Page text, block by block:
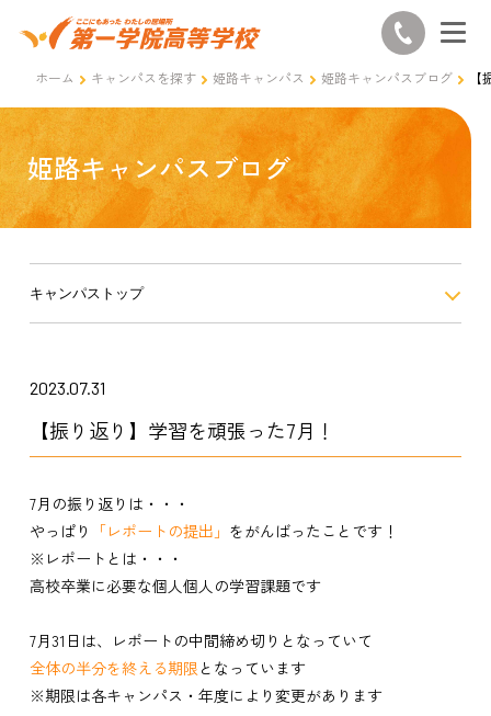
ホーム キャンパスを探す 姫路キャンパス 姫路キャンパスブログ
姫路キャンパスブログ
キャンパストップ
2023.07.31
【振り返り】学習を頑張った7月！
7月の振り返りは・・・
やっぱり
「レポートの提出」 をがんばったことです！
※レポートとは・・・
高校卒業に必要な個人個人の学習課題です
7月31日は、レポートの中間締め切りとなっていて
全体の半分を終える期限 となっています
※期限は各キャンパス・年度により変更があります